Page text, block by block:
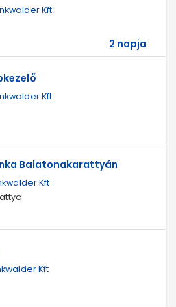
Kft
2 napja
Kft
Balatonakarattyán
Kft
Kft